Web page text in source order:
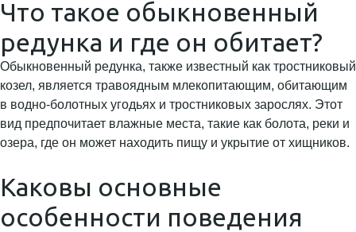
Что такое обыкновенный
редунка и где он обитает?
Обыкновенный редунка, также известный как тростниковый
козел, является травоядным млекопитающим, обитающим
в водно-болотных угодьях и тростниковых зарослях. Этот
вид предпочитает влажные места, такие как болота, реки и
озера, где он может находить пищу и укрытие от хищников.
Каковы основные
особенности поведения